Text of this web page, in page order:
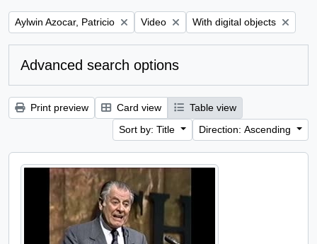
Remove filter:
Aylwin Azocar, Patricio Remove filter:
Video Remove filter:
With digital objects
Advanced search options
Print preview Card view
Table view
Sort by: Title
Direction: Ascending